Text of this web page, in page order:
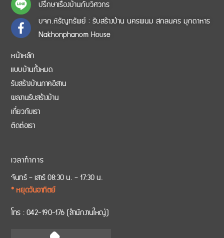
ปรึกษาเรื่องบ้านกับวิศวกร
บจก.หิรัญทรัพย์ : รับสร้างบ้าน นครพนม สกลนคร มุกดาหาร
Nakhonphanom House
หน้าหลัก
แบบบ้านทั้งหมด
รับสร้างบ้านภาคอีสาน
ผลงานรับสร้างบ้าน
เกี่ยวกับเรา
ติดต่อเรา
เวลาทำการ
จันทร์ – เสาร์ 08:30 น. – 17:30 น.
* หยุดวันอาทิตย์
โทร :042-190-176(สำนักงานใหญ่)